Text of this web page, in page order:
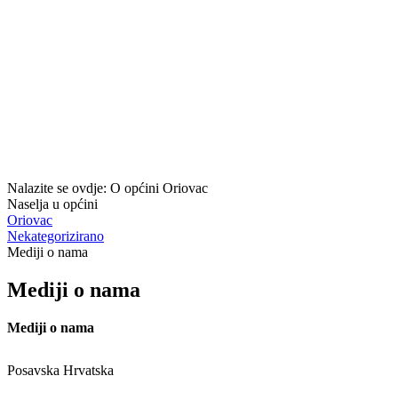
Nalazite se ovdje: O općini Oriovac
Naselja u općini
Oriovac
Nekategorizirano
Mediji o nama
Mediji o nama
Mediji o nama
Posavska Hrvatska